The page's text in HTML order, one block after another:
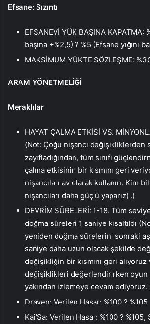
Efsane: Sızıntı
EFSANEVİ YÜK BAŞINA KAPATMA:
başına +%2,5) ? %5 (Efsane yığını
MAKSİMUM YÜKTE SÖZLEŞME:
ARAM YÖNETMELİĞİ
Meraklılar
HAYAT ÇALMA ETKİSİ VS.
(Not: Çoğu nişancı değişikliklerden
zayıfladığından, tüm sınıfı
çalma etkisinin bir kısmını geri
nişancıları av olarak kullanın. Kim
nişancıları daha güçlü yaparız) .)
DEVRİM SÜRELERİ: 1-18. Tüm
doğma süreleri 1 saniye kısaltıldı
yeniden doğma sürelerini sonraki
saniye daha uzun olacak şekilde
değişikliğin bir kısmını geri alıyoruz
değişiklikleri değerlendirirken oyun
yakından izlemeye devam ediyoruz.
Draven: Verilen Hasar: %100 ? %105
Kai’Sa: Verilen Hasar: %100 ? %105,